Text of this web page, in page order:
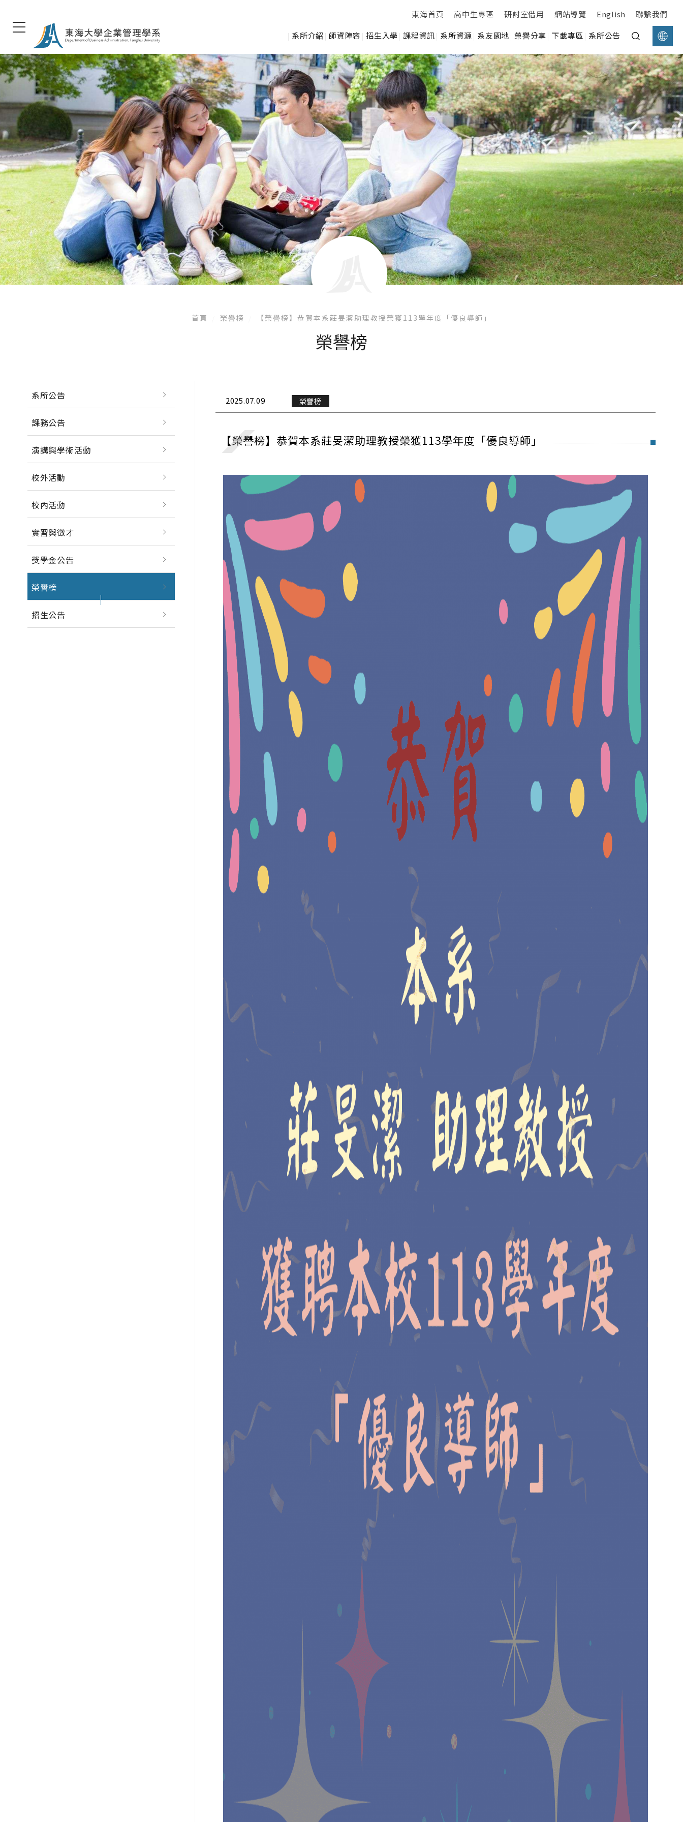
東海首頁 高中生專區 研討室借用 網站導覽 English
聯繫我們
系所介紹 師資陣容 招生入學 課程資訊 系所資源 系友園地 榮譽分享 下載專區 系所公告
首頁 榮譽榜 【榮譽榜】恭賀本系莊旻潔助理教授榮獲113學年度「優良導師」
榮譽榜
系所公告
課務公告
演講與學術活動
校外活動
校內活動
實習與徵才
獎學金公告
榮譽榜
招生公告
2025.07.09 榮譽榜
【榮譽榜】恭賀本系莊旻潔助理教授榮獲113學年度「優良導師」